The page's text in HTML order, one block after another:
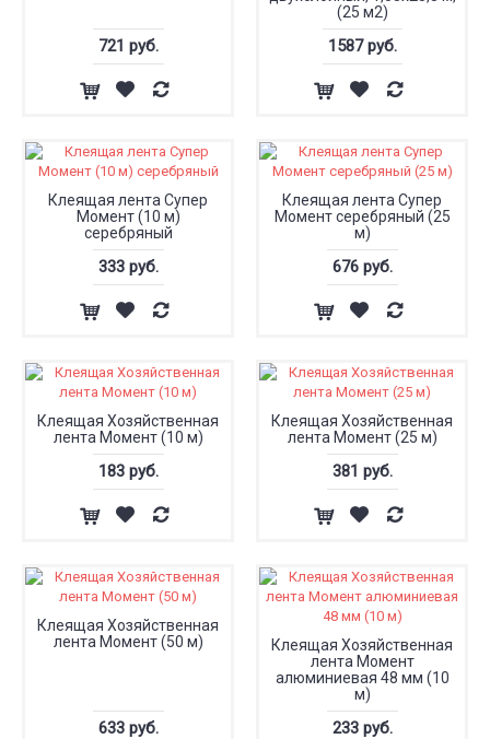
721 руб.
(25 м2)
1587 руб.
Клеящая лента Супер
Момент (10 м)
серебряный
333 руб.
Клеящая лента Супер
Момент серебряный (25
м)
676 руб.
Клеящая Хозяйственная
лента Момент (10 м)
183 руб.
Клеящая Хозяйственная
лента Момент (25 м)
381 руб.
Клеящая Хозяйственная
лента Момент (50 м)
633 руб.
Клеящая Хозяйственная
лента Момент
алюминиевая 48 мм (10
м)
233 руб.